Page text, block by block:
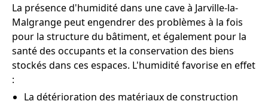
La présence d'humidité dans une cave à Jarville-la-
Malgrange peut engendrer des problèmes à la fois
pour la structure du bâtiment, et également pour la
santé des occupants et la conservation des biens
stockés dans ces espaces. L'humidité favorise en effet
:
La détérioration des matériaux de construction